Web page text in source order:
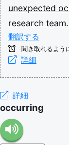
unexpected
research team.
翻訳する
聞き取れるよう
詳細
詳細
occurring